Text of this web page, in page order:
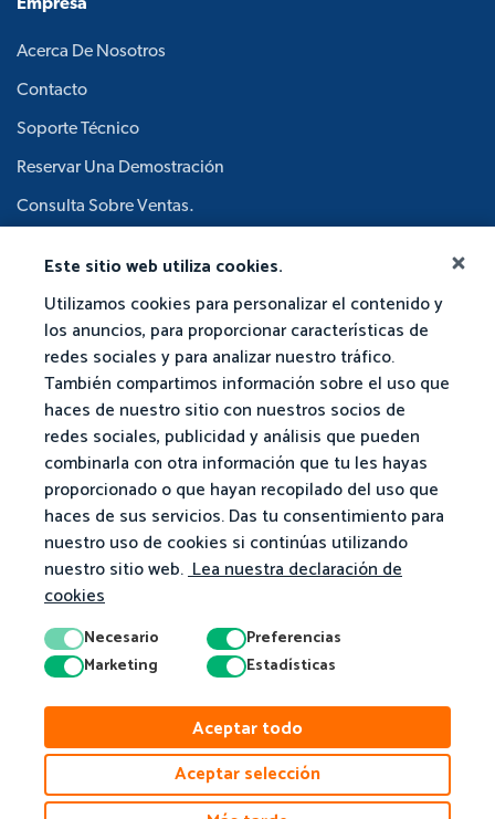
Este sitio web utiliza cookies.
Utilizamos cookies para personalizar el contenido y
los anuncios, para proporcionar características de
redes sociales y para analizar nuestro tráfico.
También compartimos información sobre el uso que
haces de nuestro sitio con nuestros socios de
redes sociales, publicidad y análisis que pueden
combinarla con otra información que tu les hayas
proporcionado o que hayan recopilado del uso que
haces de sus servicios. Das tu consentimiento para
nuestro uso de cookies si continúas utilizando
nuestro sitio web.Lea nuestra declaración de
cookies
Necesario
Preferencias
Marketing
Estadísticas
Aceptar todo
Aceptar selección
Empresa
Acerca De Nosotros
Contacto
Soporte Técnico
Reservar Una Demostración
Consulta Sobre Ventas.